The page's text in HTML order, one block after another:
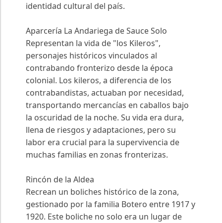
identidad cultural del país.
Aparcería La Andariega de Sauce Solo
Representan la vida de "los Kileros",
personajes históricos vinculados al
contrabando fronterizo desde la época
colonial. Los kileros, a diferencia de los
contrabandistas, actuaban por necesidad,
transportando mercancías en caballos bajo
la oscuridad de la noche. Su vida era dura,
llena de riesgos y adaptaciones, pero su
labor era crucial para la supervivencia de
muchas familias en zonas fronterizas.
Rincón de la Aldea
Recrean un boliches histórico de la zona,
gestionado por la familia Botero entre 1917 y
1920. Este boliche no solo era un lugar de